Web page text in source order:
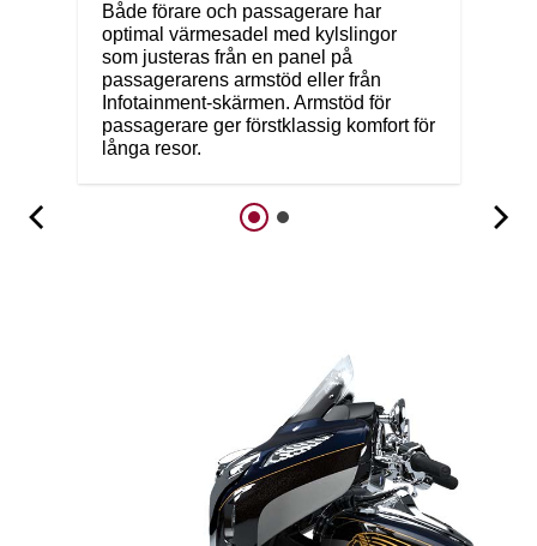
Både förare och passagerare har
optimal värmesadel med kylslingor
som justeras från en panel på
passagerarens armstöd eller från
Infotainment-skärmen. Armstöd för
passagerare ger förstklassig komfort för
långa resor.